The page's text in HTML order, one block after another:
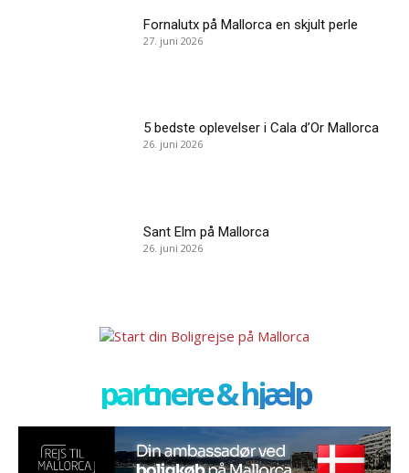
Fornalutx på Mallorca en skjult perle
27. juni 2026
5 bedste oplevelser i Cala d’Or Mallorca
26. juni 2026
Sant Elm på Mallorca
26. juni 2026
partnere & hjælp